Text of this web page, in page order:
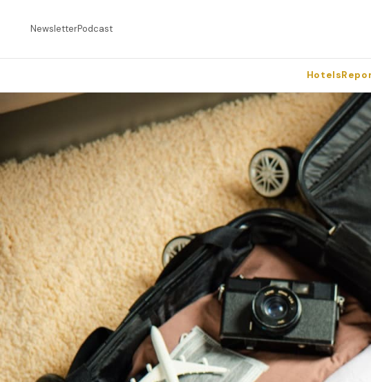
NewsletterPodcast
Hotels